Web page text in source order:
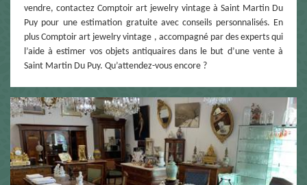
vendre, contactez Comptoir art jewelry vintage à Saint Martin Du
Puy pour une estimation gratuite avec conseils personnalisés. En
plus Comptoir art jewelry vintage , accompagné par des experts qui
l’aide à estimer vos objets antiquaires dans le but d’une vente à
Saint Martin Du Puy. Qu’attendez-vous encore ?